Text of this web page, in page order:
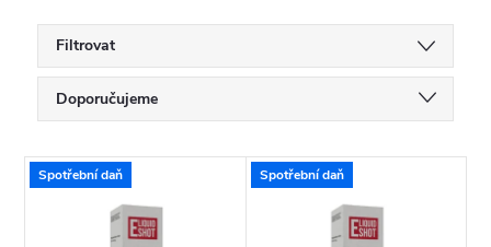
Filtrovat
Ř
a
Doporučujeme
Nejdražší
Nejprodávanější
V
Spotřební daň Spotřební daň